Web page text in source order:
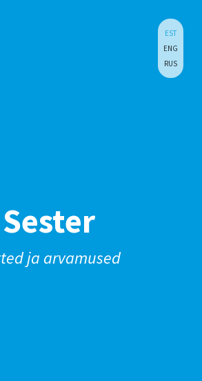
EST
ENG
RUS
ja arvamused